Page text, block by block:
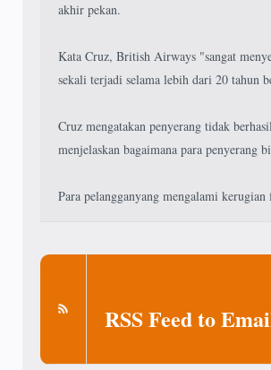
akhir pekan.
Kata Cruz, British Airways "sangat
sekali terjadi selama lebih dari 20 tahun
Cruz mengatakan penyerang tidak
menjelaskan bagaimana para penyerang
Para pelangganyang mengalami
RSS Feed to